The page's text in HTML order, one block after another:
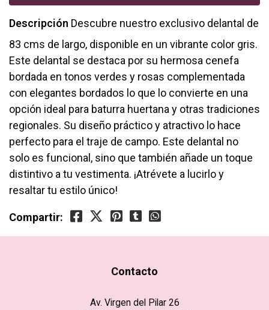
Descripción Descubre nuestro exclusivo delantal de
83 cms de largo, disponible en un vibrante color gris.
Este delantal se destaca por su hermosa cenefa
bordada en tonos verdes y rosas complementada
con elegantes bordados lo que lo convierte en una
opción ideal para baturra huertana y otras tradiciones
regionales. Su diseño práctico y atractivo lo hace
perfecto para el traje de campo. Este delantal no
solo es funcional, sino que también añade un toque
distintivo a tu vestimenta. ¡Atrévete a lucirlo y
resaltar tu estilo único!
Compartir:
Contacto
Av. Virgen del Pilar 26